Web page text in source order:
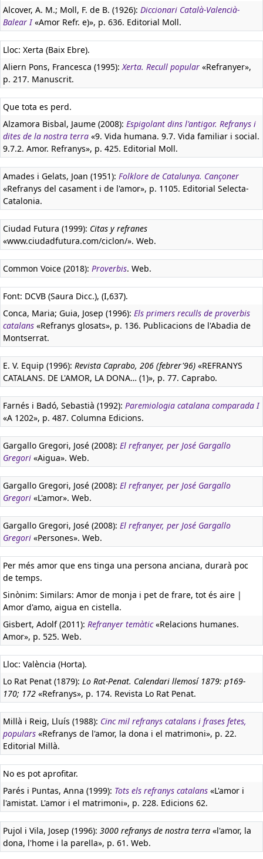
Alcover, A. M.; Moll, F. de B. (1926): Diccionari Català-Valencià-
Balear I«Amor Refr. e)», p. 636. Editorial Moll.
Lloc: Xerta (Baix Ebre).
Aliern Pons, Francesca (1995):Xerta. Recull popular «Refranyer»,
p. 217. Manuscrit.
Que tota es perd.
Alzamora Bisbal, Jaume (2008): Espigolant dins l'antigor. Refranys i
dites de la nostra terra «9. Vida humana. 9.7. Vida familiar i social.
9.7.2. Amor. Refranys», p. 425. Editorial Moll.
Amades i Gelats, Joan (1951): Folklore de Catalunya. Cançoner
«Refranys del casament i de l'amor», p. 1105. Editorial Selecta-
Catalonia.
Ciudad Futura (1999): Citas y refranes
«www.ciudadfutura.com/ciclon/». Web.
Common Voice (2018): Proverbis. Web.
Font: DCVB (Saura Dicc.), (I,637).
Conca, Maria; Guia, Josep (1996): Els primers reculls de proverbis
catalans «Refranys glosats», p. 136. Publicacions de l'Abadia de
Montserrat.
E. V. Equip (1996): Revista Caprabo, 206 (febrer'96) «REFRANYS
CATALANS. DE L'AMOR, LA DONA… (1)», p. 77. Caprabo.
Farnés i Badó, Sebastià (1992): Paremiologia catalana comparada I
«A 1202», p. 487. Columna Edicions.
Gargallo Gregori, José (2008): El refranyer, per José Gargallo
Gregori «Aigua». Web.
Gargallo Gregori, José (2008): El refranyer, per José Gargallo
Gregori «L'amor». Web.
Gargallo Gregori, José (2008): El refranyer, per José Gargallo
Gregori «Persones». Web.
Per més amor que ens tinga una persona anciana, durarà poc
de temps.
Sinònim: Similars: Amor de monja i pet de frare, tot és aire |
Amor d'amo, aigua en cistella.
Gisbert, Adolf (2011): Refranyer temàtic«Relacions humanes.
Amor», p. 525. Web.
Lloc: València (Horta).
Lo Rat Penat (1879): Lo Rat-Penat. Calendari llemosí 1879: p169-
170; 172 «Refranys», p. 174. Revista Lo Rat Penat.
Millà i Reig, Lluís (1988): Cinc mil refranys catalans i frases fetes,
populars «Refranys de l'amor, la dona i el matrimoni», p. 22.
Editorial Millà.
No es pot aprofitar.
Parés i Puntas, Anna (1999): Tots els refranys catalans «L'amor i
l'amistat. L'amor i el matrimoni», p. 228. Edicions 62.
Pujol i Vila, Josep (1996): 3000 refranys de nostra terra «l'amor, la
dona, l'home i la parella», p. 61. Web.